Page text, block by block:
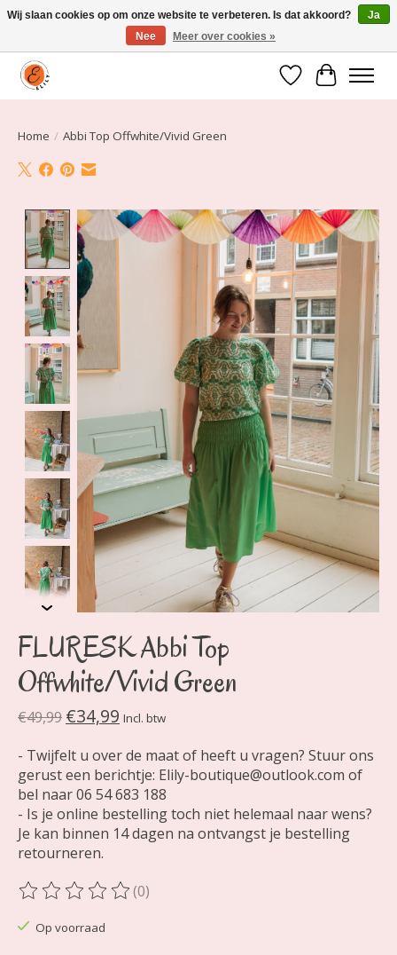
Elily is er om jou te laten stralen! Mode vanaf maat 34 t/m 54
Verlanglijst
Home / Abbi Top Offwhite/Vivid Green
Product image slideshow Items
FLURESK Abbi Top
Offwhite/Vivid Green
€49,99 €34,99 Incl. btw
- Twijfelt u over de maat of heeft u vragen? Stuur ons
gerust een berichtje: Elily-boutique@outlook.com of
bel naar 06 54 683 188
- Is je online bestelling toch niet helemaal naar wens?
Je kan binnen 14 dagen na ontvangst je bestelling
retourneren.
De beoordeling van dit product is
(0)
Op voorraad
Wij slaan cookies op om onze website te verbeteren. Is dat akkoord?
Ja
Nee
Meer over cookies »